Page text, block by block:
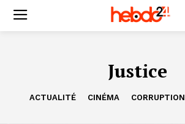
Justice
ACTUALITÉ CINÉMA CORRUPTION